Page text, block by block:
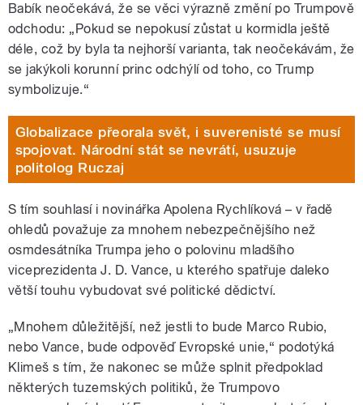
Babík neočekává, že se věci výrazně změní po Trumpově
odchodu: „Pokud se nepokusí zůstat u kormidla ještě
déle, což by byla ta nejhorší varianta, tak neočekávám, že
se jakýkoli korunní princ odchýlí od toho, co Trump
symbolizuje.“
Globalizace přeorala svět, i suverenisté se musí
spojovat. Národní stát se nevrátí, usuzuje
politolog Ruczaj
S tím souhlasí i novinářka Apolena Rychlíková – v řadě
ohledů považuje za mnohem nebezpečnějšího než
osmdesátníka Trumpa jeho o polovinu mladšího
viceprezidenta J. D. Vance, u kterého spatřuje daleko
větší touhu vybudovat své politické dědictví.
„Mnohem důležitější, než jestli to bude Marco Rubio,
nebo Vance, bude odpověď Evropské unie,“ podotýká
Klimeš s tím, že nakonec se může splnit předpoklad
některých tuzemských politiků, že Trumpovo